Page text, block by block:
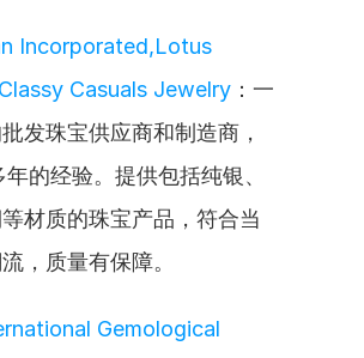
Incorporated,Lotus
Casuals Jewelry ：一
发珠宝供应商和制造商，
的经验。提供包括纯银、
材质的珠宝产品，符合当
，质量有保障。
Gemological